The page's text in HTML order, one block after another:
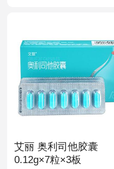
艾丽 奥利司他胶囊
0.12g×7粒×3板